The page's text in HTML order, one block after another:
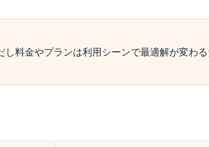
し料金やプランは利用シーンで最適解が変わる